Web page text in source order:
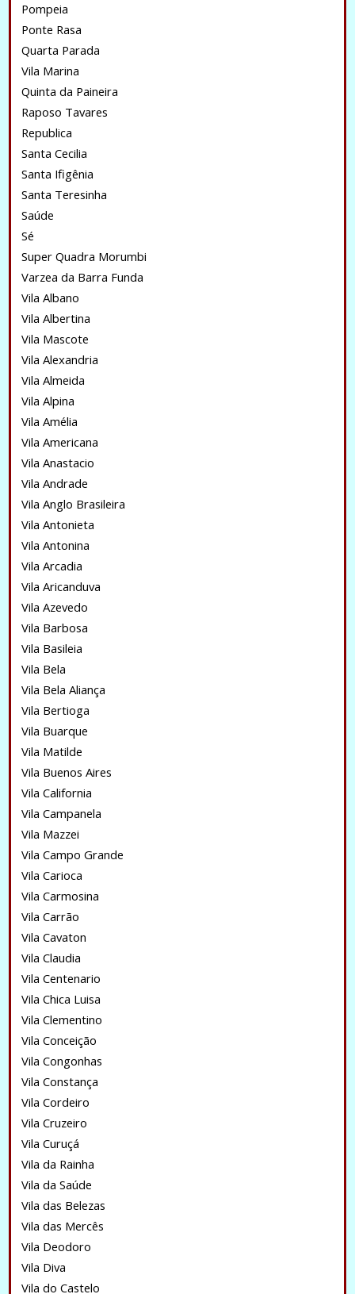
Pompeia
Ponte Rasa
Quarta Parada
Vila Marina
Quinta da Paineira
Raposo Tavares
Republica
Santa Cecilia
Santa Ifigênia
Santa Teresinha
Saúde
Sé
Super Quadra Morumbi
Varzea da Barra Funda
Vila Albano
Vila Albertina
Vila Mascote
Vila Alexandria
Vila Almeida
Vila Alpina
Vila Amélia
Vila Americana
Vila Anastacio
Vila Andrade
Vila Anglo Brasileira
Vila Antonieta
Vila Antonina
Vila Arcadia
Vila Aricanduva
Vila Azevedo
Vila Barbosa
Vila Basileia
Vila Bela
Vila Bela Aliança
Vila Bertioga
Vila Buarque
Vila Matilde
Vila Buenos Aires
Vila California
Vila Campanela
Vila Mazzei
Vila Campo Grande
Vila Carioca
Vila Carmosina
Vila Carrão
Vila Cavaton
Vila Claudia
Vila Centenario
Vila Chica Luisa
Vila Clementino
Vila Conceição
Vila Congonhas
Vila Constança
Vila Cordeiro
Vila Cruzeiro
Vila Curuçá
Vila da Rainha
Vila da Saúde
Vila das Belezas
Vila das Mercês
Vila Deodoro
Vila Diva
Vila do Castelo